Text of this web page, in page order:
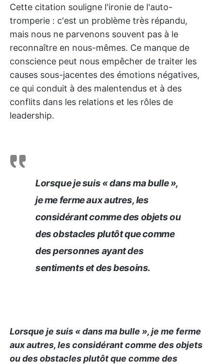
Cette citation souligne l'ironie de l'auto-
tromperie : c'est un problème très répandu,
mais nous ne parvenons souvent pas à le
reconnaître en nous-mêmes. Ce manque de
conscience peut nous empêcher de traiter les
causes sous-jacentes des émotions négatives,
ce qui conduit à des malentendus et à des
conflits dans les relations et les rôles de
leadership.
Lorsque je suis « dans ma bulle »,
je me ferme aux autres, les
considérant comme des objets ou
des obstacles plutôt que comme
des personnes ayant des
sentiments et des besoins.
Lorsque je suis « dans ma bulle », je me ferme
aux autres, les considérant comme des objets
ou des obstacles plutôt que comme des